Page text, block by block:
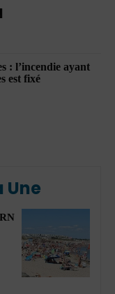
: l’incendie ayant
est fixé
Une